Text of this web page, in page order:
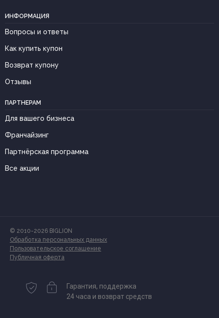
ИНФОРМАЦИЯ
Вопросы и ответы
Как купить купон
Возврат купону
Отзывы
ПАРТНЕРАМ
Для вашего бизнеса
Франчайзинг
Партнёрская программа
Все акции
© 2010-2026 BIGLION
Обработка персональных данных
Пользовательское соглашение
Публичная оферта
Гарантия, поддержка
24 часа и возврат средств